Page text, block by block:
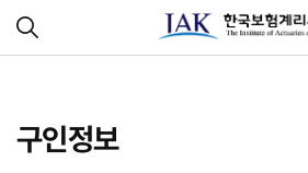
구인정보